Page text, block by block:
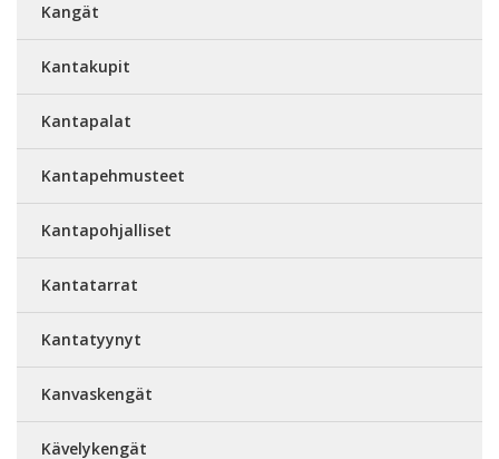
Kangät
Kantakupit
Kantapalat
Kantapehmusteet
Kantapohjalliset
Kantatarrat
Kantatyynyt
Kanvaskengät
Kävelykengät